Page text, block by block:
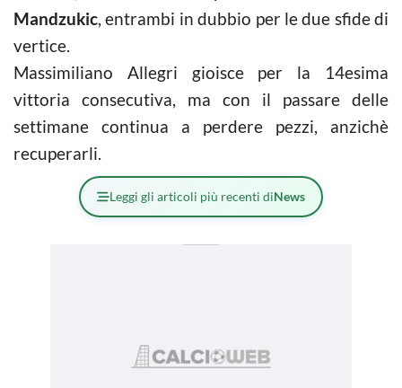
Mandzukic, entrambi in dubbio per le due sfide di
vertice.
Massimiliano Allegri gioisce per la 14esima
vittoria consecutiva, ma con il passare delle
settimane continua a perdere pezzi, anzichè
recuperarli.
Leggi gli articoli più recenti diNews